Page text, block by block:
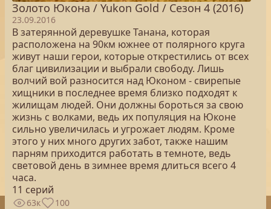
Золото Юкона / Yukon Gold / Сезон 4 (2016)
23.09.2016
В затерянной деревушке Танана, которая
расположена на 90км южнее от полярного круга
живут наши герои, которые открестились от всех
благ цивилизации и выбрали свободу. Лишь
волчий вой разносится над Юконом - свирепые
хищники в последнее время близко подходят к
жилищам людей. Они должны бороться за свою
жизнь с волками, ведь их популяция на Юконе
сильно увеличилась и угрожает людям. Кроме
этого у них много других забот, также нашим
парням приходится работать в темноте, ведь
световой день в зимнее время длиться всего 4
часа.
11 серий
63к 100